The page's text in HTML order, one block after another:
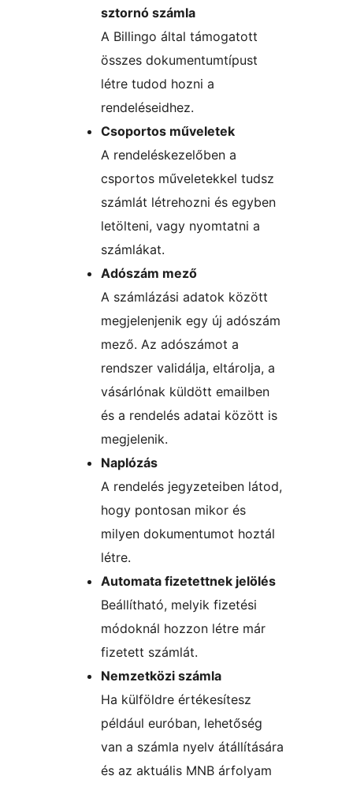
sztornó számla
A Billingo által támogatott
összes dokumentumtípust
létre tudod hozni a
rendeléseidhez.
Csoportos műveletek
A rendeléskezelőben a
csportos műveletekkel tudsz
számlát létrehozni és egyben
letölteni, vagy nyomtatni a
számlákat.
Adószám mező
A számlázási adatok között
megjelenjenik egy új adószám
mező. Az adószámot a
rendszer validálja, eltárolja, a
vásárlónak küldött emailben
és a rendelés adatai között is
megjelenik.
Naplózás
A rendelés jegyzeteiben látod,
hogy pontosan mikor és
milyen dokumentumot hoztál
létre.
Automata fizetettnek jelölés
Beállítható, melyik fizetési
módoknál hozzon létre már
fizetett számlát.
Nemzetközi számla
Ha külföldre értékesítesz
például euróban, lehetőség
van a számla nyelv átállítására
és az aktuális MNB árfolyam